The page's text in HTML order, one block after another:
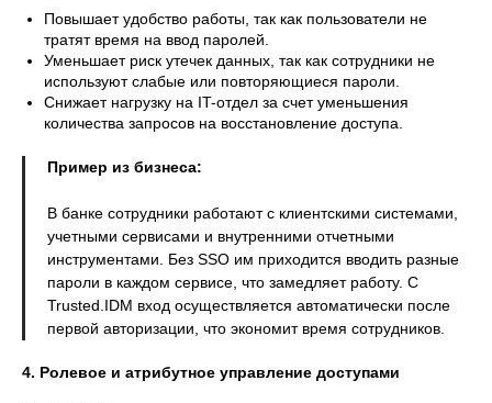
Повышает удобство работы, так как пользователи не
тратят время на ввод паролей.
Уменьшает риск утечек данных, так как сотрудники не
используют слабые или повторяющиеся пароли.
Снижает нагрузку на IT-отдел за счет уменьшения
количества запросов на восстановление доступа.
Пример из бизнеса:
В банке сотрудники работают с клиентскими системами,
учетными сервисами и внутренними отчетными
инструментами. Без SSO им приходится вводить разные
пароли в каждом сервисе, что замедляет работу. С
Trusted.IDM вход осуществляется автоматически после
первой авторизации, что экономит время сотрудников.
4. Ролевое и атрибутное управление доступами